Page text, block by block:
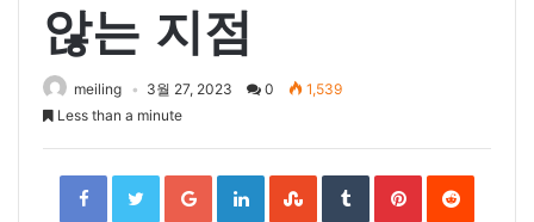
않는 지점
meiling 3월 27, 2023 0
1,539
Less than a minute
FacebookTwitterGoogle+LinkedInStumbleUpon
TumblrPinterestReddit